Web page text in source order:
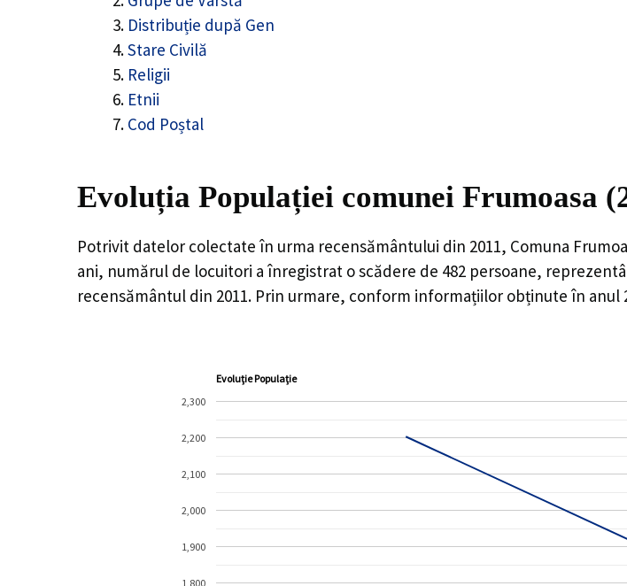
Distribuție după Gen
Stare Civilă
Religii
Etnii
Cod Poștal
Evoluția Populației comunei Frumoasa
Potrivit datelor colectate în urma recensământului din 2011, Comuna
ani, numărul de locuitori a înregistrat oscădere de 482 persoane,
recensământul din 2011. Prin urmare, conform informațiilor obținute în anul
Evoluție Populație
1,800
1,900
2,000
2,100
2,200
2,300